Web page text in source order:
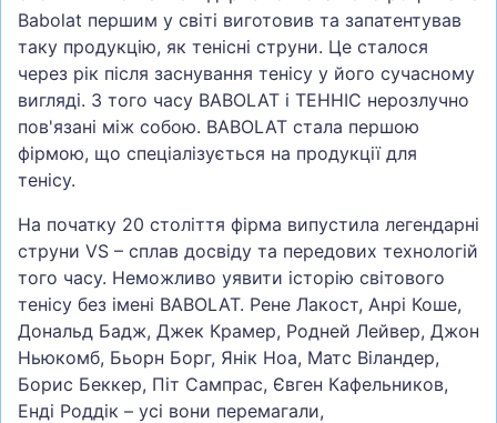
Babolat першим у світі виготовив та запатентував
таку продукцію, як тенісні струни. Це сталося
через рік після заснування тенісу у його сучасному
вигляді. З того часу BABOLAT і ТЕННІС нерозлучно
пов'язані між собою. BABOLAT стала першою
фірмою, що спеціалізується на продукції для
тенісу.
На початку 20 століття фірма випустила легендарні
струни VS – сплав досвіду та передових технологій
того часу. Неможливо уявити історію світового
тенісу без імені BABOLAT. Рене Лакост, Анрі Коше,
Дональд Бадж, Джек Крамер, Родней Лейвер, Джон
Ньюкомб, Бьорн Борг, Янік Ноа, Матс Віландер,
Борис Беккер, Піт Сампрас, Євген Кафельников,
Енді Роддік – усі вони перемагали,